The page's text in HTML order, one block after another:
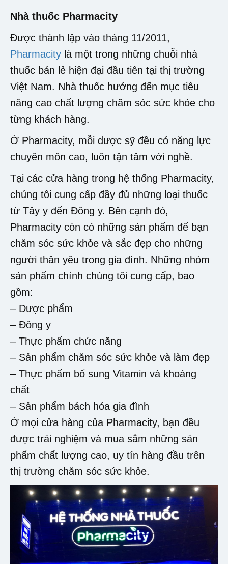
Nhà thuốc Pharmacity
Được thành lập vào tháng 11/2011,
Pharmacity là một trong những chuỗi nhà
thuốc bán lẻ hiện đại đầu tiên tại thị trường
Việt Nam. Nhà thuốc hướng đến mục tiêu
nâng cao chất lượng chăm sóc sức khỏe cho
từng khách hàng.
Ở Pharmacity, mỗi dược sỹ đều có năng lực
chuyên môn cao, luôn tận tâm với nghề.
Tại các cửa hàng trong hệ thống Pharmacity,
chúng tôi cung cấp đầy đủ những loại thuốc
từ Tây y đến Đông y. Bên cạnh đó,
Pharmacity còn có những sản phẩm để bạn
chăm sóc sức khỏe và sắc đẹp cho những
người thân yêu trong gia đình. Những nhóm
sản phẩm chính chúng tôi cung cấp, bao
gồm:
– Dược phẩm
– Đông y
– Thực phẩm chức năng
– Sản phẩm chăm sóc sức khỏe và làm đẹp
– Thực phẩm bổ sung Vitamin và khoáng
chất
– Sản phẩm bách hóa gia đình
Ở mọi cửa hàng của Pharmacity, bạn đều
được trải nghiệm và mua sắm những sản
phẩm chất lượng cao, uy tín hàng đầu trên
thị trường chăm sóc sức khỏe.